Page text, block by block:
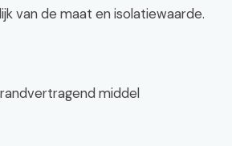
van de maat en isolatiewaarde.
middel